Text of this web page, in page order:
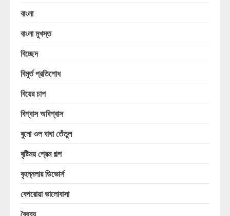
বাংলা
বাংলা মুখস্ত
বিচ্ছেদ
বিমূর্ত প্রতিশোধ
বিয়ের চাপ
বিশ্বাস অবিশ্বাস
বুনো ওল বাঘা তেঁতুল
বৃষ্টিময় প্রেম গল্প
বৃহন্নলার ডিভোর্স
বেপরোয়া ভালোবাসা
বৈধব্য